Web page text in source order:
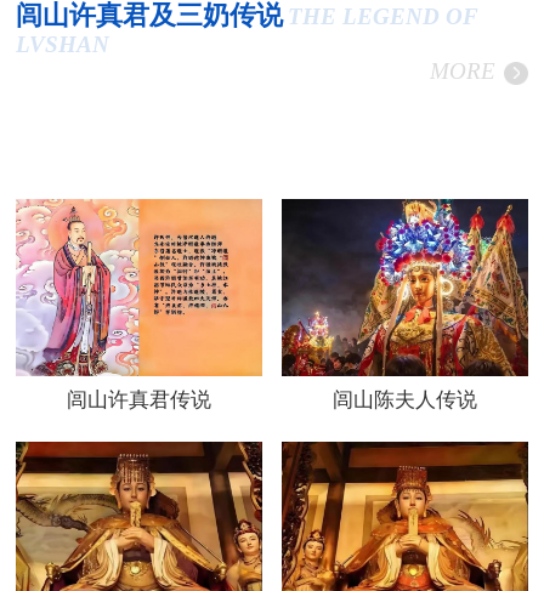
闾山许真君及三奶传说 THE LEGEND OF
LVSHAN
MORE
闾山许真君传说 闾山陈夫人传说